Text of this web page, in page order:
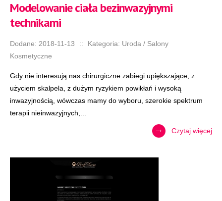
Modelowanie ciała bezinwazyjnymi
technikami
Dodane: 2018-11-13 ::
Kategoria: Uroda / Salony
Kosmetyczne
Gdy nie interesują nas chirurgiczne zabiegi upiększające, z
użyciem skalpela, z dużym ryzykiem powikłań i wysoką
inwazyjnością, wówczas mamy do wyboru, szerokie spektrum
terapii nieinwazyjnych,...
Czytaj więcej